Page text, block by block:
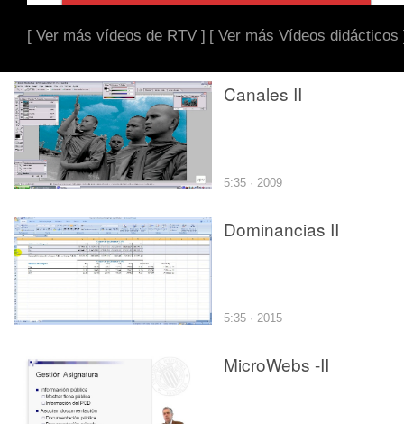
[ Ver más vídeos de RTV ] [ Ver más Vídeos didácticos
Canales II
5:35 · 2009
Dominancias II
5:35 · 2015
MicroWebs -II